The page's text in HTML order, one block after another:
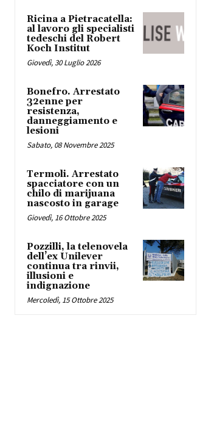
Ricina a Pietracatella:
al lavoro gli specialisti
tedeschi del Robert
Koch Institut
Giovedì, 30 Luglio 2026
Bonefro. Arrestato
32enne per
resistenza,
danneggiamento e
lesioni
Sabato, 08 Novembre 2025
Termoli. Arrestato
spacciatore con un
chilo di marijuana
nascosto in garage
Giovedì, 16 Ottobre 2025
Pozzilli, la telenovela
dell’ex Unilever
continua tra rinvii,
illusioni e
indignazione
Mercoledì, 15 Ottobre 2025